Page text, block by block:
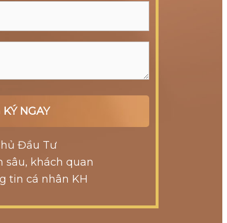
Đầu Tư
sâu, khách quan
tin cá nhân KH